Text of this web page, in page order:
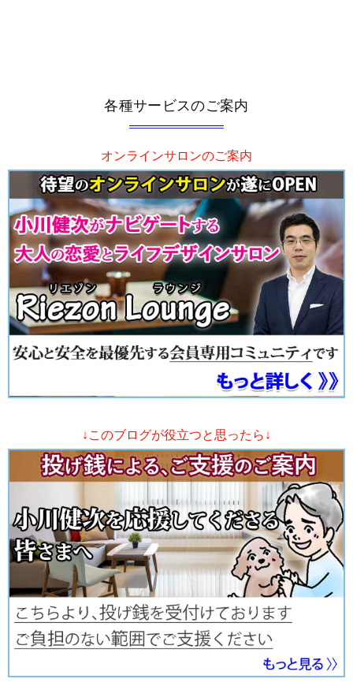
各種サービスのご案内
オンラインサロンのご案内
↓このブログが役立つと思ったら↓